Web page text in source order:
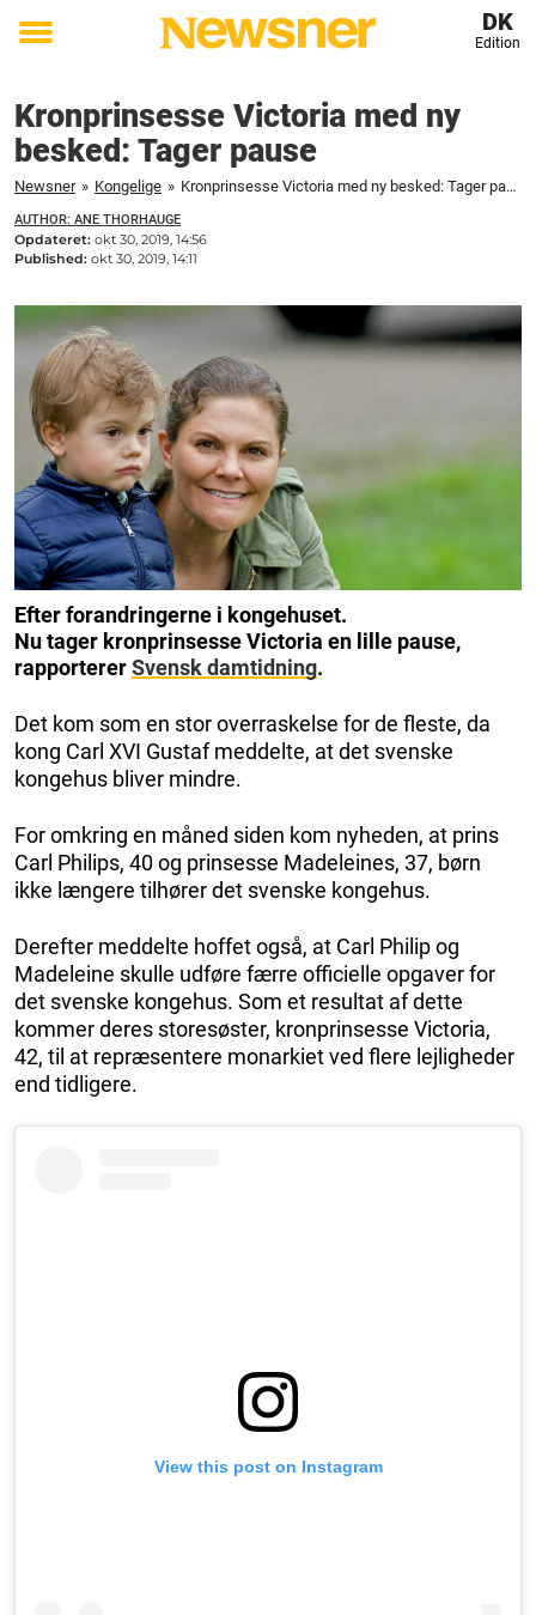
Toggle
DK
Edition
Kronprinsesse Victoria med ny
besked: Tager pause
Newsner » Kongelige » Kronprinsesse Victoria med ny besked: Tager pause
AUTHOR: ANE THORHAUGE
Opdateret: okt 30, 2019, 14:56
Published: okt 30, 2019, 14:11
Efter forandringerne i kongehuset.
Nu tager kronprinsesse Victoria en lille pause,
rapportererSvensk damtidning.
Det kom som en stor overraskelse for de fleste, da
kong Carl XVI Gustaf meddelte, at det svenske
kongehus bliver mindre.
For omkring en måned siden kom nyheden, at prins
Carl Philips, 40 og prinsesse Madeleines, 37, børn
ikke længere tilhører det svenske kongehus.
Derefter meddelte hoffet også, at Carl Philip og
Madeleine skulle udføre færre officielle opgaver for
det svenske kongehus. Som et resultat af dette
kommer deres storesøster, kronprinsesse Victoria,
42, til at repræsentere monarkiet ved flere lejligheder
end tidligere.
View this post on Instagram